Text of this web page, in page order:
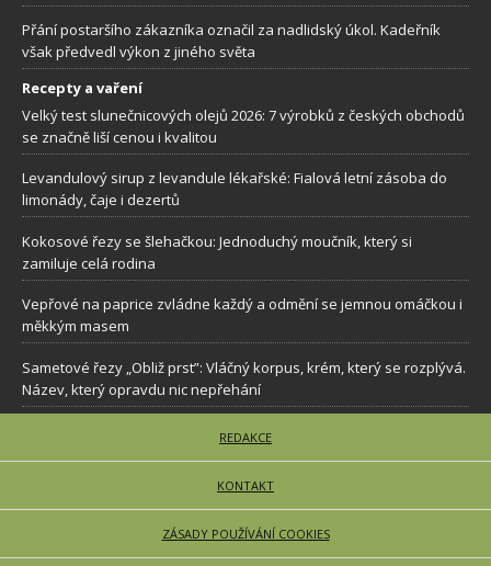
Přání postaršího zákazníka označil za nadlidský úkol. Kadeřník
však předvedl výkon z jiného světa
Recepty a vaření
Velký test slunečnicových olejů 2026: 7 výrobků z českých obchodů
se značně liší cenou i kvalitou
Levandulový sirup z levandule lékařské: Fialová letní zásoba do
limonády, čaje i dezertů
Kokosové řezy se šlehačkou: Jednoduchý moučník, který si
zamiluje celá rodina
Vepřové na paprice zvládne každý a odmění se jemnou omáčkou i
měkkým masem
Sametové řezy „Obliž prst”: Vláčný korpus, krém, který se rozplývá.
Název, který opravdu nic nepřehání
REDAKCE
KONTAKT
ZÁSADY POUŽÍVÁNÍ COOKIES